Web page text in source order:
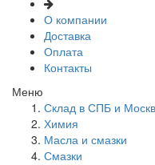
О компании
Доставка
Оплата
Контакты
Меню
Склад в СПБ и
Химия
Масла и смазки
Смазки